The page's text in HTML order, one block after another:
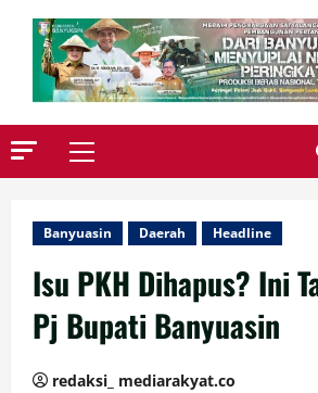
Primary
Banyuasin Daerah Headline
Isu PKH Dihapus? Ini
Pj Bupati Banyuasin
redaksi_ mediarakyat.co